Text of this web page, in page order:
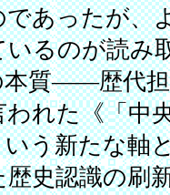
あったが、
るのが読み
本質――歴代
れた《「中
う新たな軸
史認識の刷